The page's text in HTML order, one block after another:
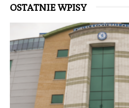
OSTATNIE WPISY